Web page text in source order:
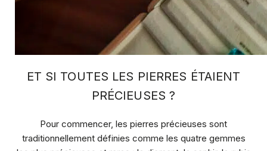
ET SI TOUTES LES PIERRES ÉTAIENT
PRÉCIEUSES ?
Pour commencer, les pierres précieuses sont
traditionnellement définies comme les quatre gemmes